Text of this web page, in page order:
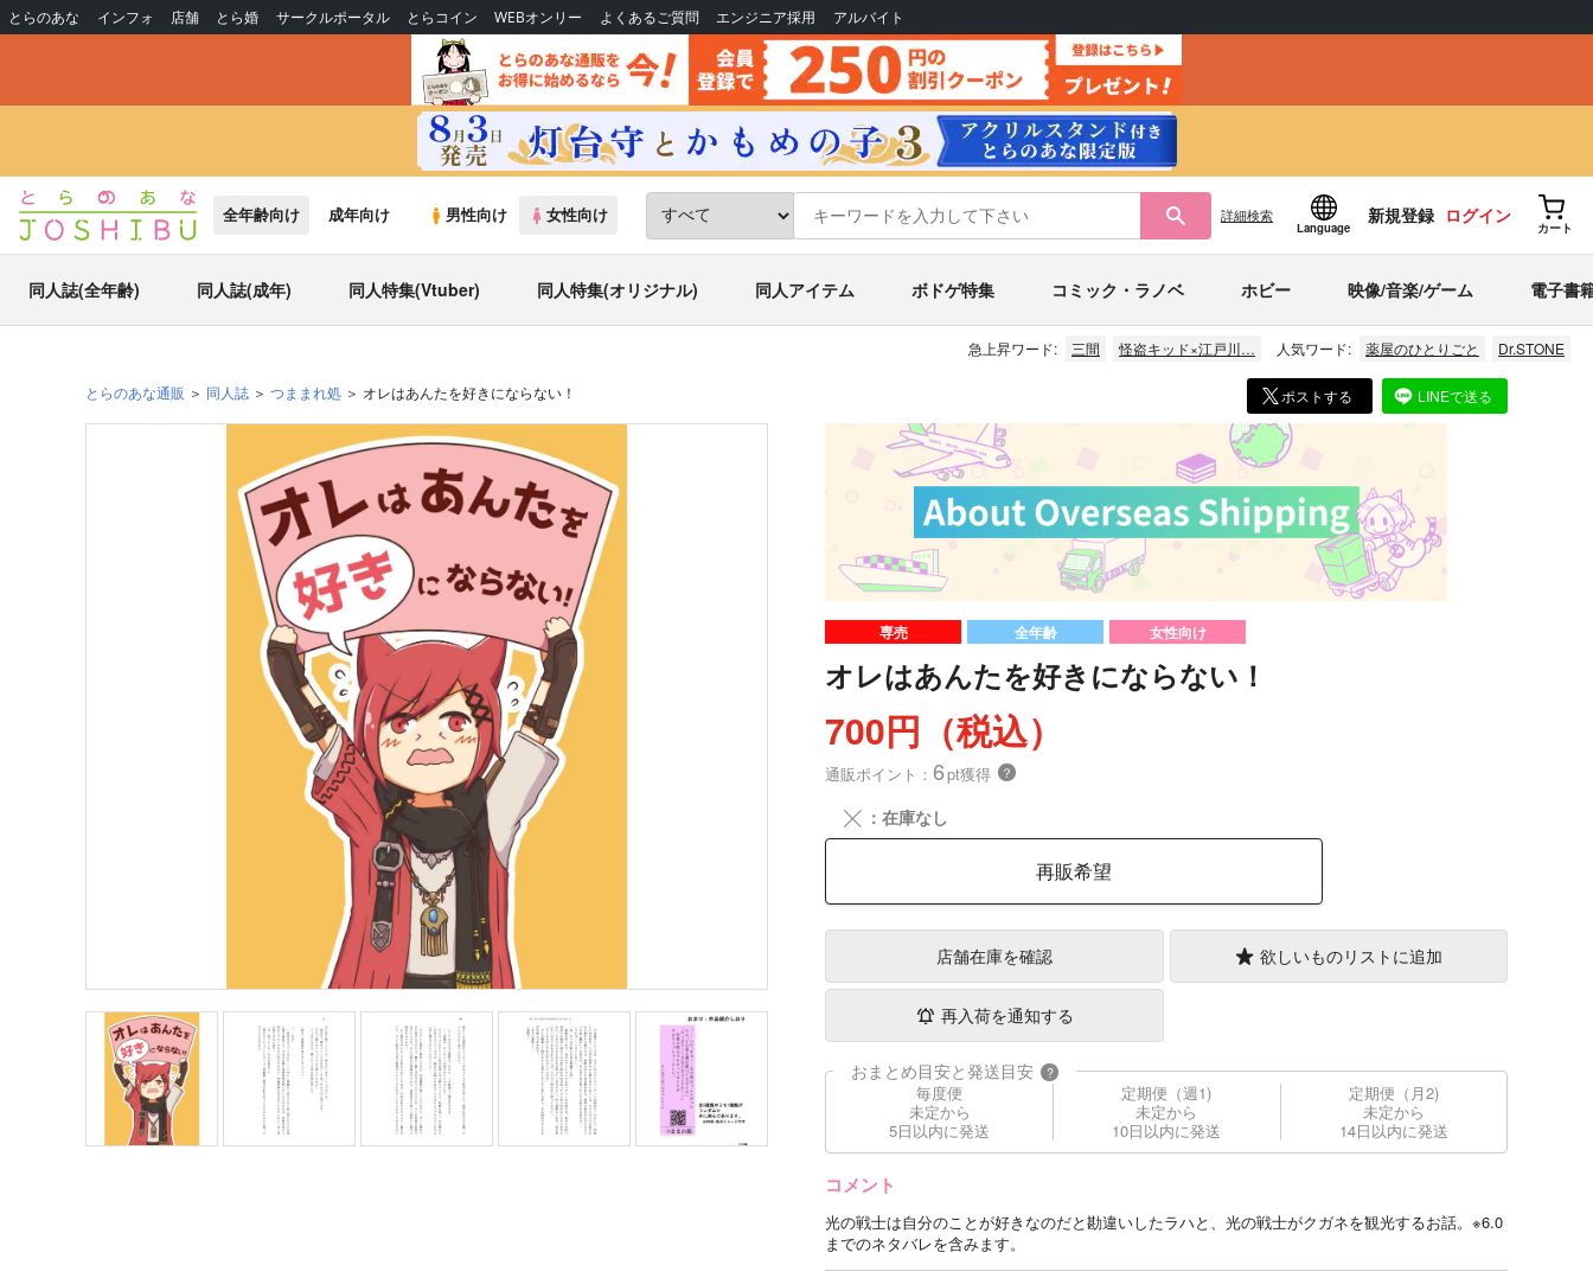
とらのあな インフォ 店舗 とら婚 サークルポータル とらコイン WEBオンリー よくあるご質問 エンジニア採用 アルバイト
全年齢向け 成年向け 男性向け 女性向け 詳細検索
Language
新規登録 ログイン
カート
同人誌(全年齢) 同人誌(成年) 同人特集(Vtuber) 同人特集(オリジナル) 同人アイテム ボドゲ特集 コミック・ラノベ ホビー 映像/音楽/ゲーム 電子書
急上昇ワード: 三間 怪盗キッド×江戸川… 人気ワード: 薬屋のひとりごと Dr.STONE
とらのあな通販 同人誌 つままれ処 オレはあんたを好きにならない！ ポストする LINEで送る
専売 全年齢 女性向け
オレはあんたを好きにならない！
700円（税込）
通販ポイント： 6pt獲得 ？
╳ ：在庫なし
再販希望
店舗在庫を確認 欲しいものリストに追加
再入荷を通知する
おまとめ目安と発送目安 ?
毎度便
未定から
5日以内に発送
定期便（週1)
未定から
10日以内に発送
定期便（月2)
未定から
14日以内に発送
コメント
光の戦士は自分のことが好きなのだと勘違いしたラハと、光の戦士がクガネを観光するお話。※6.0
までのネタバレを含みます。